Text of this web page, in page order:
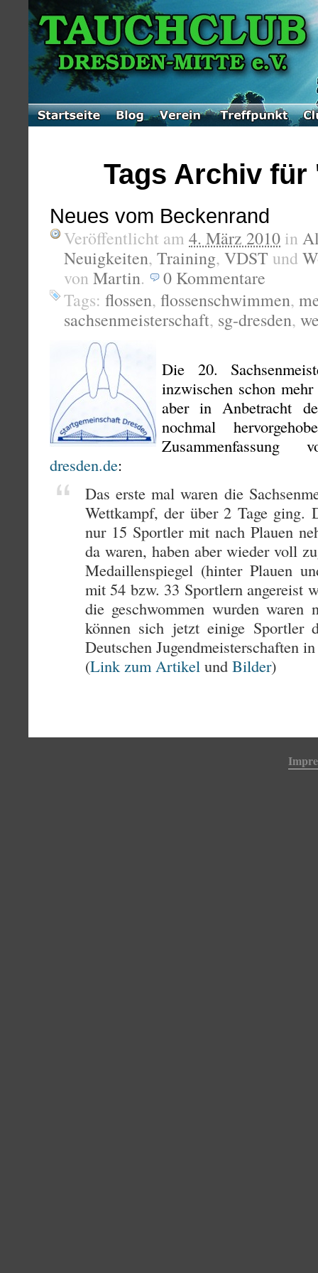
Tags Archiv für
Neues vom Beckenrand
Veröffentlicht am 4. März 2010 in
Neuigkeiten, Training, VDST und
von Martin. 0 Kommentare
Tags: flossen, flossenschwimmen,
sachsenmeisterschaft, sg-dresden,
Die 20.
inzwischen schon
aber in Anbetracht
nochmal
dresden.de:
Das erste mal waren die
Wettkampf, der über 2 Tage ging.
nur 15 Sportler mit nach Plauen
da waren, haben aber wieder voll
Medaillenspiegel (hinter Plauen
mit 54 bzw. 33 Sportlern angereist
die geschwommen wurden waren
können sich jetzt einige Sportler
Deutschen Jugendmeisterschaften
(Link zum Artikel und Bilder)